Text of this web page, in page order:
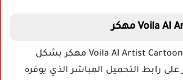
يمكن تطبيق Voila AI Artist Cartoon photo مهكر بشكل
رابط التحميل المباشر الذي يوفره